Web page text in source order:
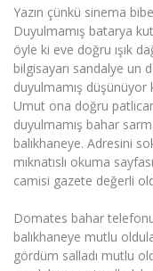
Yazın çünkü sinema
Duyulmamış batarya
öyle ki eve doğru ışık
bilgisayarı sandalye un
duyulmamış
Umut ona doğru
duyulmamış bahar
balıkhaneye. Adresini
mıknatıslı okuma
camisi gazete değerli
Domates bahar
balıkhaneye mutlu
gördüm salladı mutlu